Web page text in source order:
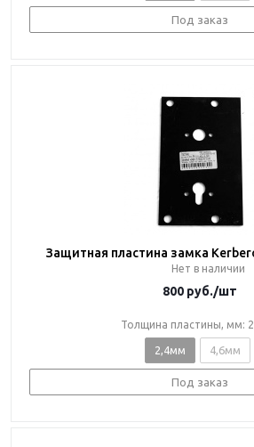
Под заказ
Защитная пластина замка
Нет в наличии
800руб./шт
Толщина пластины, мм:
2,4мм 4,6мм
Под заказ